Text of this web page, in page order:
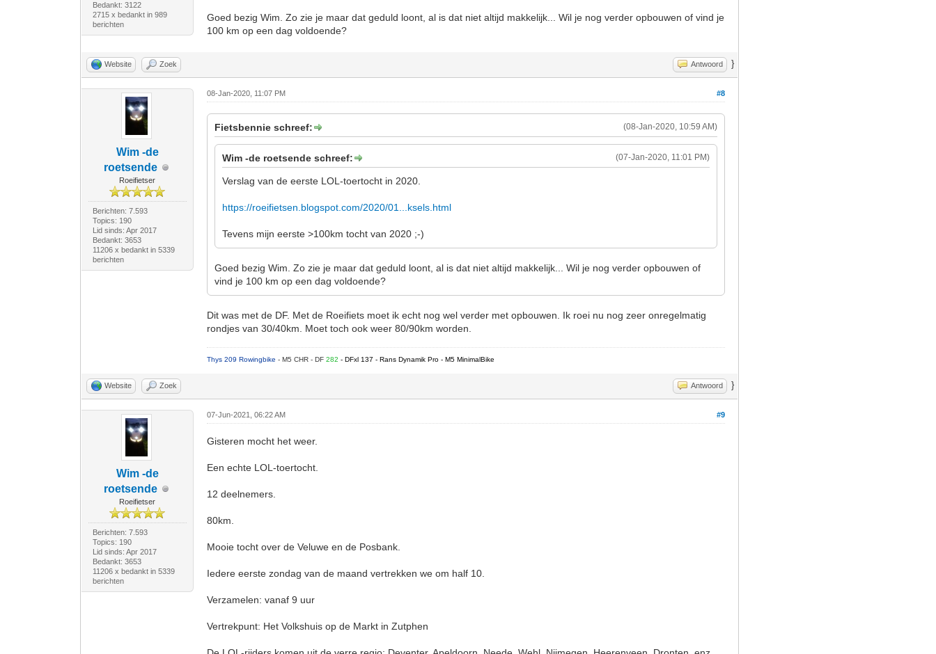
Bedankt: 3122
2715 x bedankt in 989
berichten
Goed bezig Wim. Zo zie je maar dat geduld loont, al is dat niet altijd makkelijk... Wil je nog verder opbouwen of vind je
100 km op een dag voldoende?
Website Zoek Antwoord }
Wim -de
roetsende
Roeifietser
Berichten: 7.593
Topics: 190
Lid sinds: Apr 2017
Bedankt: 3653
11206 x bedankt in 5339
berichten
#8
08-Jan-2020, 11:07 PM
(08-Jan-2020, 10:59 AM)
Fietsbennie schreef:
(07-Jan-2020, 11:01 PM)
Wim -de roetsende schreef:
Verslag van de eerste LOL-toertocht in 2020.
https://roeifietsen.blogspot.com/2020/01...ksels.html
Tevens mijn eerste >100km tocht van 2020 ;-)
Goed bezig Wim. Zo zie je maar dat geduld loont, al is dat niet altijd makkelijk... Wil je nog verder opbouwen of
vind je 100 km op een dag voldoende?
Dit was met de DF. Met de Roeifiets moet ik echt nog wel verder met opbouwen. Ik roei nu nog zeer onregelmatig
rondjes van 30/40km. Moet toch ook weer 80/90km worden.
Thys 209 Rowingbike- M5 CHR - DF282- DFxl 137 - Rans Dynamik Pro - M5 MinimalBike
Website Zoek Antwoord }
Wim -de
roetsende
Roeifietser
Berichten: 7.593
Topics: 190
Lid sinds: Apr 2017
Bedankt: 3653
11206 x bedankt in 5339
berichten
#9
07-Jun-2021, 06:22 AM
Gisteren mocht het weer.
Een echte LOL-toertocht.
12 deelnemers.
80km.
Mooie tocht over de Veluwe en de Posbank.
Iedere eerste zondag van de maand vertrekken we om half 10.
Verzamelen: vanaf 9 uur
Vertrekpunt: Het Volkshuis op de Markt in Zutphen